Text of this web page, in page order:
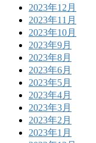
2023年12月
2023年11月
2023年10月
2023年9月
2023年8月
2023年6月
2023年5月
2023年4月
2023年3月
2023年2月
2023年1月